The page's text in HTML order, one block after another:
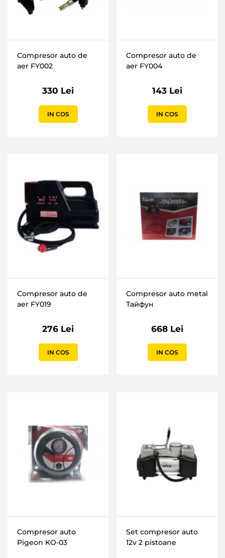
Compresor auto de
aer FY002
330 Lei
IN COS
Compresor auto de
aer FY004
143 Lei
IN COS
Compresor auto de
aer FY019
276 Lei
IN COS
Compresor auto metal
Тайфун
668 Lei
IN COS
Compresor auto
Pigeon KO-03
Set compresor auto
12v 2 pistoane